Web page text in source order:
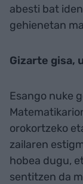
abesti bat
gehienetan
Gizarte gisa,
Esango nuke
orokortzeko
zailaren
hobea dugu,
sentitzen da